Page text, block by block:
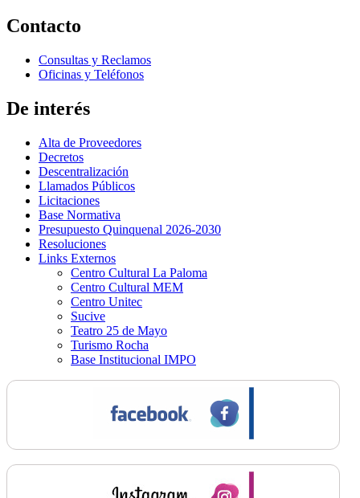
Contacto
Consultas y Reclamos
Oficinas y Teléfonos
De interés
Alta de Proveedores
Decretos
Descentralización
Llamados Públicos
Licitaciones
Base Normativa
Presupuesto Quinquenal 2026-2030
Resoluciones
Links Externos
Centro Cultural La Paloma
Centro Cultural MEM
Centro Unitec
Sucive
Teatro 25 de Mayo
Turismo Rocha
Base Institucional IMPO